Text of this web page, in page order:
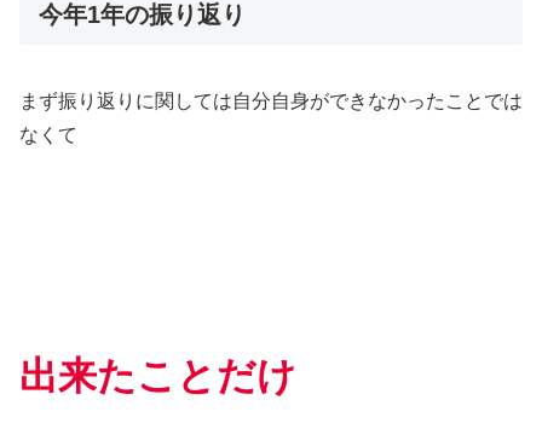
今年1年の振り返り
まず振り返りに関しては自分自身ができなかったことでは
なくて
出来たことだけ